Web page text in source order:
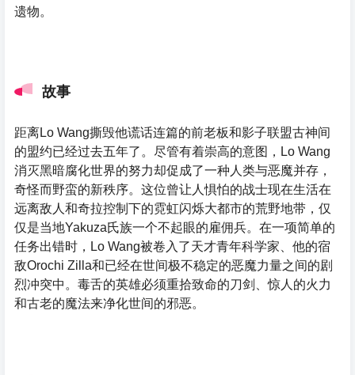
遗物。
故事
距离Lo Wang撕毁他谎话连篇的前老板和影子联盟古神间
的盟约已经过去五年了。尽管有着崇高的意图，Lo Wang
消灭黑暗腐化世界的努力却促成了一种人类与恶魔并存，
奇怪而野蛮的新秩序。这位曾让人惧怕的战士现在生活在
远离敌人和奇拉控制下的霓虹闪烁大都市的荒野地带，仅
仅是当地Yakuza氏族一个不起眼的雇佣兵。在一项简单的
任务出错时，Lo Wang被卷入了天才青年科学家、他的宿
敌Orochi Zilla和已经在世间极不稳定的恶魔力量之间的剧
烈冲突中。毒舌的英雄必须重拾致命的刀剑、惊人的火力
和古老的魔法来净化世间的邪恶。